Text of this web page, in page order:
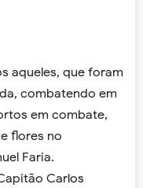
aqueles, que foram
combatendo em
em combate,
flores no
Faria.
Carlos